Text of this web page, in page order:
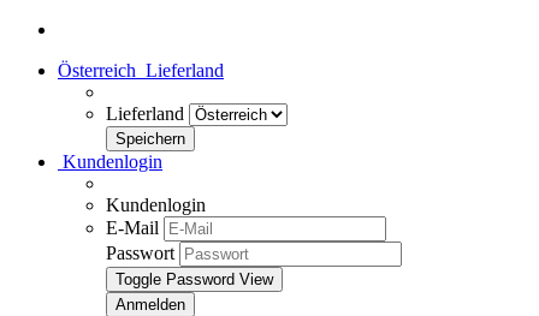
Österreich Lieferland
Lieferland
Kundenlogin
Kundenlogin
E-Mail
Passwort
Toggle Password View